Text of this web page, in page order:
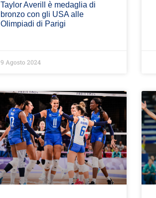
Taylor Averill è medaglia di
bronzo con gli USA alle
Olimpiadi di Parigi
9 Agosto 2024